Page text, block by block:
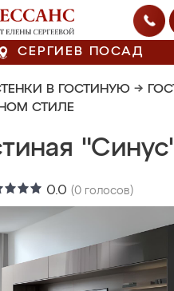
СЕРГИЕВ ПОСАД
В ГОСТИНУЮ →
СТИЛЕ
0.0 (0 голосов)